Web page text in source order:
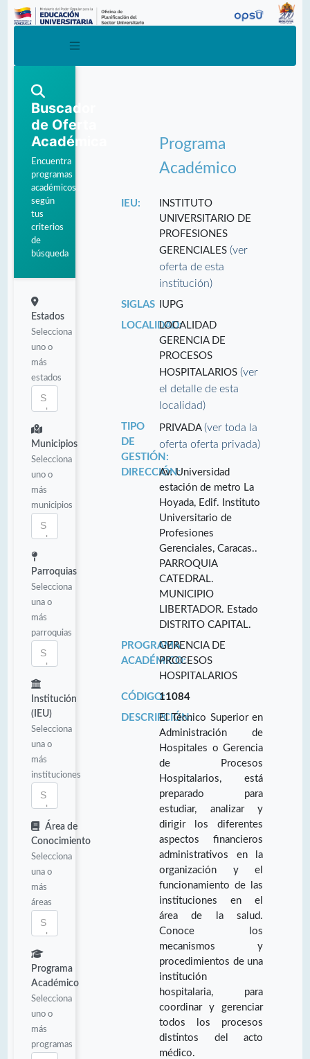
Buscador
de Oferta
Académica
Encuentra
programas
académicos
según
tus
criterios
de
búsqueda
Estados
Selecciona
uno o
más
estados
Municipios
Selecciona
uno o
más
municipios
Parroquias
Selecciona
una o
más
parroquias
Institución
(IEU)
Selecciona
una o
más
instituciones
Área de
Conocimiento
Selecciona
una o
más
áreas
Programa
Académico
Selecciona
uno o
más
programas
Programa
Académico
IEU:
INSTITUTO
UNIVERSITARIO DE
PROFESIONES
GERENCIALES(ver
oferta de esta
institución)
SIGLAS
IUPG
LOCALIDAD:LOCALIDAD
GERENCIA DE
PROCESOS
HOSPITALARIOS(ver
el detalle de esta
localidad)
TIPO
DE
GESTIÓN:
PRIVADA(ver toda la
oferta oferta privada)
DIRECCIÓN:Av. Universidad
estación de metro La
Hoyada, Edif. Instituto
Universitario de
Profesiones
Gerenciales, Caracas..
PARROQUIA
CATEDRAL.
MUNICIPIO
LIBERTADOR. Estado
DISTRITO CAPITAL.
PROGRAMA
ACADÉMICO:
GERENCIA DE
PROCESOS
HOSPITALARIOS
CÓDIGO:11084
DESCRIPCIÓN:El Técnico Superior en
Administración de
Hospitales o Gerencia
de Procesos
Hospitalarios, está
preparado para
estudiar, analizar y
dirigir los diferentes
aspectos financieros
administrativos en la
organización y el
funcionamiento de las
instituciones en el
área de la salud.
Conoce los
mecanismos y
procedimientos de una
institución
hospitalaria, para
coordinar y gerenciar
todos los procesos
distintos del acto
médico.